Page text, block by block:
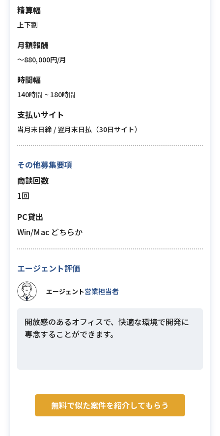
精算幅
上下割
月額報酬
〜880,000円/月
時間幅
140時間 ~ 180時間
支払いサイト
当月末日締 / 翌月末日払（30日サイト）
その他募集要項
商談回数
1回
PC貸出
Win/Mac どちらか
エージェント評価
エージェント営業担当者
開放感のあるオフィスで、快適な環境で開発に
専念することができます。
無料で似た案件を紹介してもらう